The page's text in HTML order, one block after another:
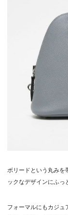
ボリードという丸みを
ックなデザインにふっ
フォーマルにもカジュ